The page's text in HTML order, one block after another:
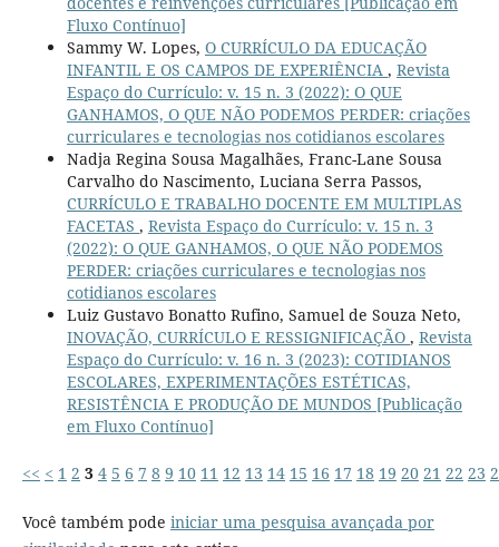
Fluxo Contínuo]
Sammy W. Lopes, O CURRÍCULO DA EDUCAÇÃO
INFANTIL E OS CAMPOS DE EXPERIÊNCIA , Revista
Espaço do Currículo: v. 15 n. 3 (2022): O QUE
GANHAMOS, O QUE NÃO PODEMOS PERDER: criações
curriculares e tecnologias nos cotidianos escolares
Nadja Regina Sousa Magalhães, Franc-Lane Sousa
Carvalho do Nascimento, Luciana Serra Passos,
CURRÍCULO E TRABALHO DOCENTE EM MULTIPLAS
FACETAS , Revista Espaço do Currículo: v. 15 n. 3
(2022): O QUE GANHAMOS, O QUE NÃO PODEMOS
PERDER: criações curriculares e tecnologias nos
cotidianos escolares
Luiz Gustavo Bonatto Rufino, Samuel de Souza Neto,
INOVAÇÃO, CURRÍCULO E RESSIGNIFICAÇÃO , Revista
Espaço do Currículo: v. 16 n. 3 (2023): COTIDIANOS
ESCOLARES, EXPERIMENTAÇÕES ESTÉTICAS,
RESISTÊNCIA E PRODUÇÃO DE MUNDOS [Publicação
em Fluxo Contínuo]
<< < 1 2 3 4 5 6 7 8 9 10 11 12 13 14 15 16 17 18 19 20 21 22 23
Você também pode iniciar uma pesquisa avançada por